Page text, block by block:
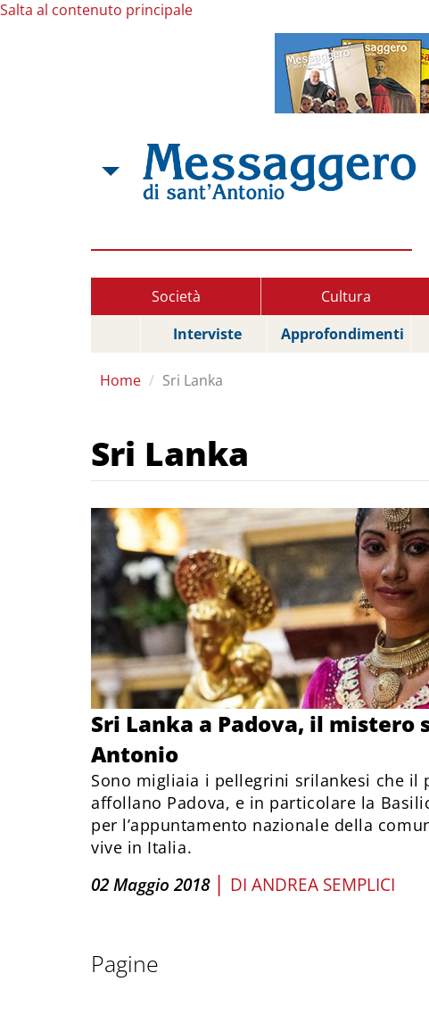
Salta al contenuto principale
Società Cultura
Interviste
Approfondimenti
Home Sri Lanka
Sri Lanka
Sri Lanka a Padova, il mistero
Antonio
Sono migliaia i pellegrini srilankesi che il
affollano Padova, e in particolare la
per l’appuntamento nazionale della
vive in Italia.
02 Maggio 2018 | DI ANDREA SEMPLICI
Pagine